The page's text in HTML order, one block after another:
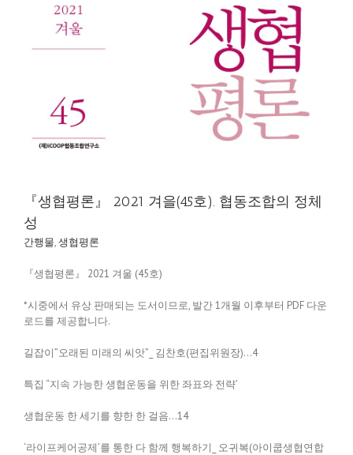
『생협평론』 2021 겨을(45호). 협동조합의 정체
성
간행물,생협평론
『생협평론』 2021 겨울 (45호)
*시중에서 유상 판매되는 도서이므로, 발간 1개월 이후부터 PDF 다운
로드를 제공합니다.
길잡이”오래된 미래의 씨앗”_ 김찬호(편집위원장)…4
특집 “지속 가능한 생협운동을 위한 좌표와 전략’
생협운동 한 세기를 향한 한 걸음…14
‘라이프케어공제’를 통한 다 함께 행복하기_ 오귀복(아이쿱생협연합